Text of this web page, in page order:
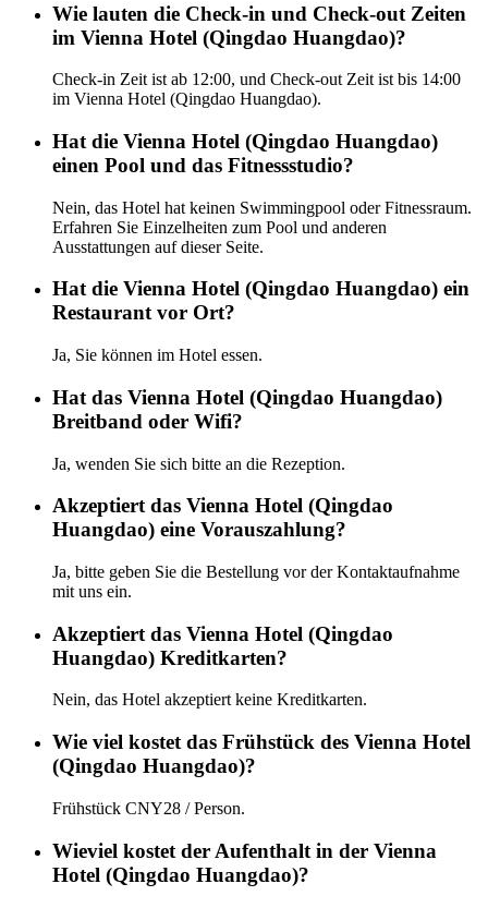
Wie lauten die Check-in und Check-out Zeiten
im Vienna Hotel (Qingdao Huangdao)?
Check-in Zeit ist ab 12:00, und Check-out Zeit ist bis 14:00
im Vienna Hotel (Qingdao Huangdao).
Hat die Vienna Hotel (Qingdao Huangdao)
einen Pool und das Fitnessstudio?
Nein, das Hotel hat keinen Swimmingpool oder Fitnessraum.
Erfahren Sie Einzelheiten zum Pool und anderen
Ausstattungen auf dieser Seite.
Hat die Vienna Hotel (Qingdao Huangdao) ein
Restaurant vor Ort?
Ja, Sie können im Hotel essen.
Hat das Vienna Hotel (Qingdao Huangdao)
Breitband oder Wifi?
Ja, wenden Sie sich bitte an die Rezeption.
Akzeptiert das Vienna Hotel (Qingdao
Huangdao) eine Vorauszahlung?
Ja, bitte geben Sie die Bestellung vor der Kontaktaufnahme
mit uns ein.
Akzeptiert das Vienna Hotel (Qingdao
Huangdao) Kreditkarten?
Nein, das Hotel akzeptiert keine Kreditkarten.
Wie viel kostet das Frühstück des Vienna Hotel
(Qingdao Huangdao)?
Frühstück CNY28 / Person.
Wieviel kostet der Aufenthalt in der Vienna
Hotel (Qingdao Huangdao)?